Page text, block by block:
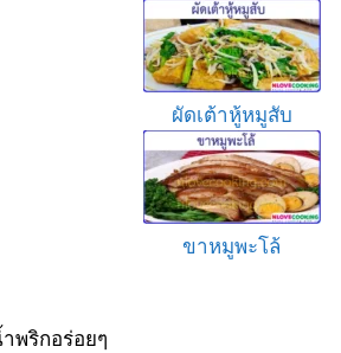
ผัดเต้าหู้หมูสับ
ขาหมูพะโล้
พริกอร่อยๆ